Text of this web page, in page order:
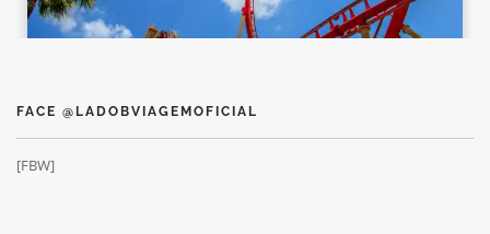
FACE @LADOBVIAGEMOFICIAL
[FBW]